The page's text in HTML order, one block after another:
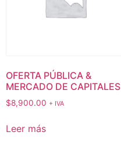
OFERTA PÚBLICA &
MERCADO DE CAPITALES
$8,900.00 + IVA
Leer más